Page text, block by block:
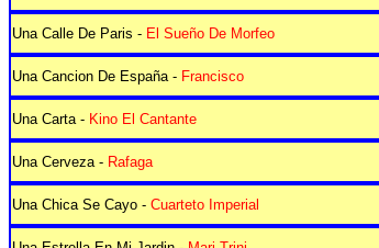
Una Calle De Paris - El Sueño De Morfeo
Una Cancion De España - Francisco
Una Carta - Kino El Cantante
Una Cerveza - Rafaga
Una Chica Se Cayo - Cuarteto Imperial